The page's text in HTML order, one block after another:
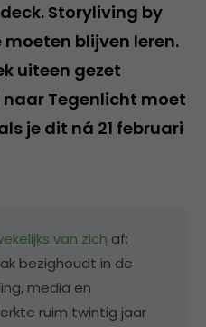
Storyliving by
blijven leren.
uiteen gezet
Tegenlicht moet
je dit ná 21 februari
van zich af:
bezighoudt in de
media en
ruim twintig jaar